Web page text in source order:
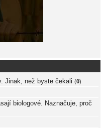
Jinak, než byste čekali (0)
biologové. Naznačuje, proč